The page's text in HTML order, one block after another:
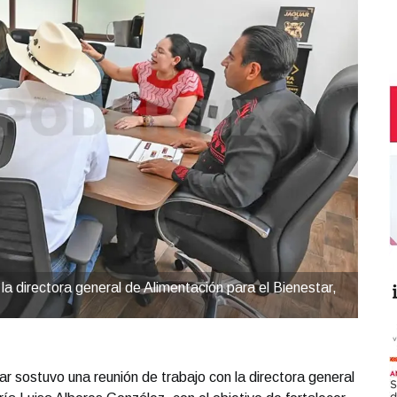
directora general de Alimentación para el Bienestar,
sostuvo una reunión de trabajo con la directora general